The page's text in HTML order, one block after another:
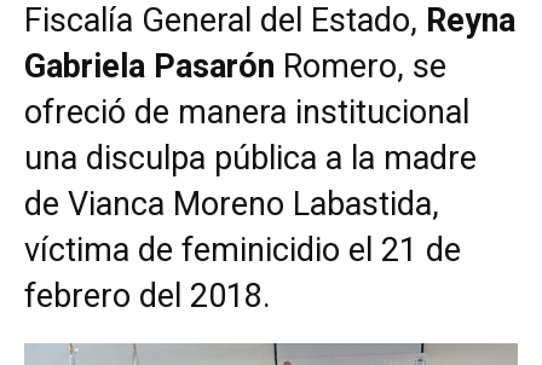
Fiscalía General del Estado, Reyna
Gabriela Pasarón Romero, se
ofreció de manera institucional
una disculpa pública a la madre
de Vianca Moreno Labastida,
víctima de feminicidio el 21 de
febrero del 2018.